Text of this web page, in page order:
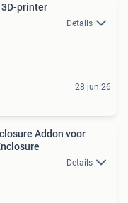
3D-printer
Details
28 jun 26
Addon voor
Details